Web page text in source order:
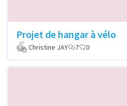
Projet de hangar à vélo
Christine JAY
7 0